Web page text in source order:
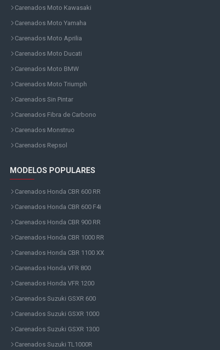
Carenados Moto Kawasaki
Carenados Moto Yamaha
Carenados Moto Aprilia
Carenados Moto Ducati
Carenados Moto BMW
Carenados Moto Triumph
Carenados Sin Pintar
Carenados Fibra de Carbono
Carenados Monstruo
Carenados Repsol
MODELOS POPULARES
Carenados Honda CBR 600 RR
Carenados Honda CBR 600 F4i
Carenados Honda CBR 900 RR
Carenados Honda CBR 1000 RR
Carenados Honda CBR 1100 XX
Carenados Honda VFR 800
Carenados Honda VFR 1200
Carenados Suzuki GSXR 600
Carenados Suzuki GSXR 1000
Carenados Suzuki GSXR 1300
Carenados Suzuki TL1000R